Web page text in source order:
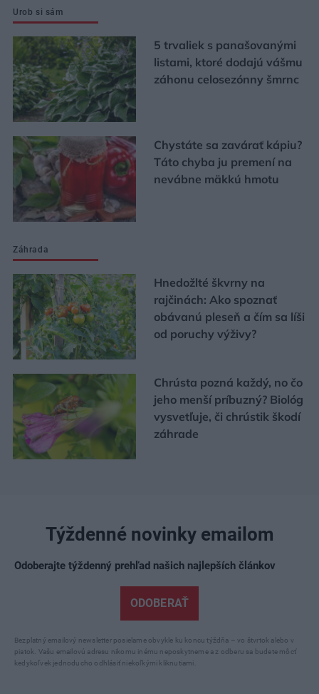
Urob si sám
5 trvaliek s panašovanými
listami, ktoré dodajú vášmu
záhonu celosezónny šmrnc
Chystáte sa zavárať kápiu?
Táto chyba ju premení na
nevábne mäkkú hmotu
Záhrada
Hnedožlté škvrny na
rajčinách: Ako spoznať
obávanú pleseň a čím sa líši
od poruchy výživy?
Chrústa pozná každý, no čo
jeho menší príbuzný? Biológ
vysvetľuje, či chrústik škodí
záhrade
Týždenné novinky emailom
Odoberajte týždenný prehľad našich najlepších článkov
ODOBERAŤ
Bezplatný emailový newsletter posielame obvykle ku koncu týždňa – vo štvrtok alebo v
piatok. Vašu emailovú adresu nikomu inému neposkytneme a z odberu sa budete môcť
kedykoľvek jednoducho odhlásiť niekoľkými kliknutiami.